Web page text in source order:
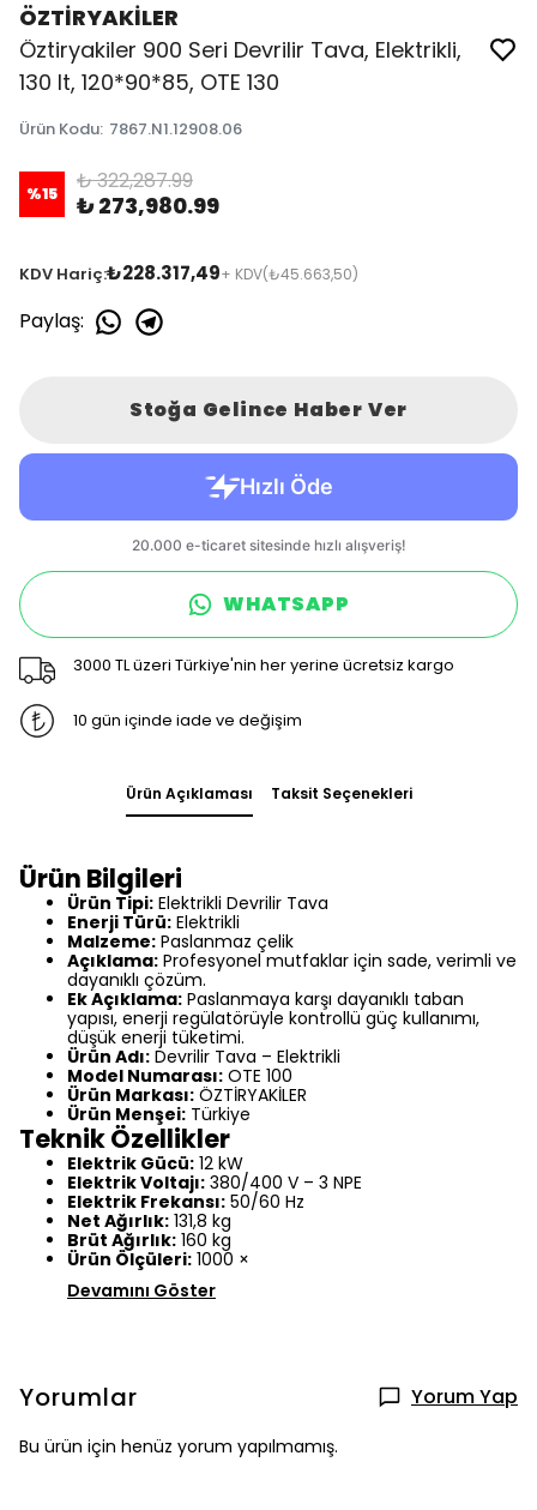
ÖZTİRYAKİLER
Öztiryakiler 900 Seri Devrilir Tava, Elektrikli,
130 lt, 120*90*85, OTE 130
Ürün Kodu: 7867.N1.12908.06
%15 ₺ 322,287.99
₺ 273,980.99
KDV Hariç:₺228.317,49+ KDV(₺45.663,50)
Paylaş:
Stoğa Gelince Haber Ver
WHATSAPP
3000 TL üzeri Türkiye'nin her yerine ücretsiz kargo
10 gün içinde iade ve değişim
Ürün Açıklaması Taksit Seçenekleri
Ürün Bilgileri
Ürün Tipi: Elektrikli Devrilir Tava
Enerji Türü: Elektrikli
Malzeme: Paslanmaz çelik
Açıklama: Profesyonel mutfaklar için sade, verimli ve
dayanıklı çözüm.
Ek Açıklama: Paslanmaya karşı dayanıklı taban
yapısı, enerji regülatörüyle kontrollü güç kullanımı,
düşük enerji tüketimi.
Ürün Adı: Devrilir Tava – Elektrikli
Model Numarası: OTE 100
Ürün Markası: ÖZTİRYAKİLER
Ürün Menşei: Türkiye
Teknik Özellikler
Elektrik Gücü: 12 kW
Elektrik Voltajı: 380/400 V – 3 NPE
Elektrik Frekansı: 50/60 Hz
Net Ağırlık: 131,8 kg
Brüt Ağırlık: 160 kg
Ürün Ölçüleri: 1000 ×
Devamını Göster
Yorumlar Yorum Yap
Bu ürün için henüz yorum yapılmamış.